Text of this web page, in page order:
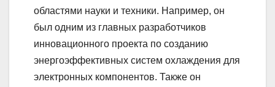
областями науки и техники. Например, он
был одним из главных разработчиков
инновационного проекта по созданию
энергоэффективных систем охлаждения для
электронных компонентов. Также он